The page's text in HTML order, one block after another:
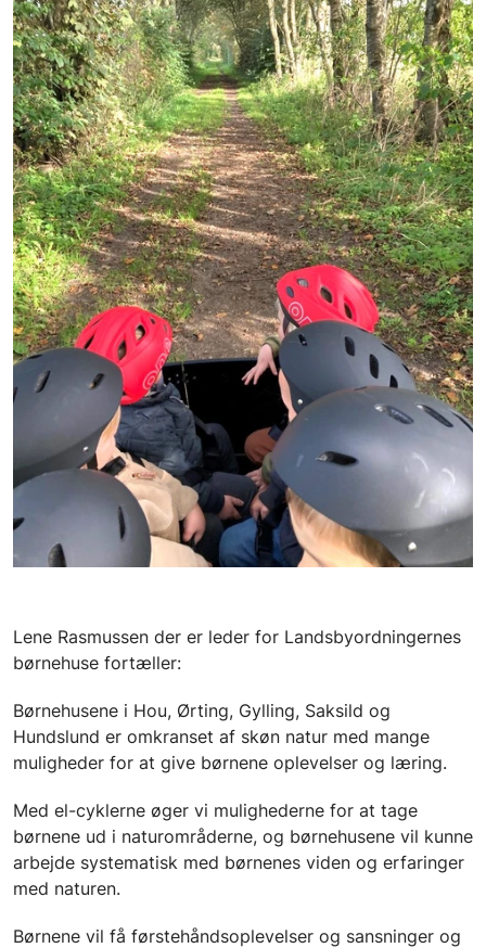
Lene Rasmussen der er leder for Landsbyordningernes
børnehuse fortæller:
Børnehusene i Hou, Ørting, Gylling, Saksild og
Hundslund er omkranset af skøn natur med mange
muligheder for at give børnene oplevelser og læring.
Med el-cyklerne øger vi mulighederne for at tage
børnene ud i naturområderne, og børnehusene vil kunne
arbejde systematisk med børnenes viden og erfaringer
med naturen.
Børnene vil få førstehåndsoplevelser og sansninger og